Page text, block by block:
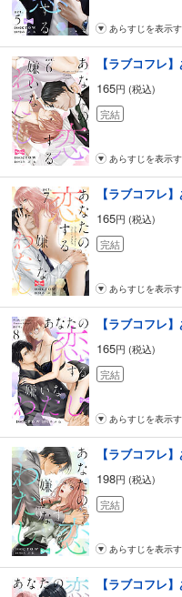
あらすじを表示
【ラブコフレ
165円 (税込)
完結
あらすじを表示
【ラブコフレ
165円 (税込)
完結
あらすじを表示
【ラブコフレ
165円 (税込)
完結
あらすじを表示
【ラブコフレ
198円 (税込)
完結
あらすじを表示
【ラブコフレ